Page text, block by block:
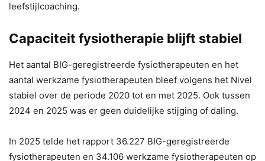
leefstijlcoaching.
Capaciteit fysiotherapie blijft stabiel
Het aantal BIG-geregistreerde fysiotherapeuten en het
aantal werkzame fysiotherapeuten bleef volgens het Nivel
stabiel over de periode 2020 tot en met 2025. Ook tussen
2024 en 2025 was er geen duidelijke stijging of daling.
In 2025 telde het rapport 36.227 BIG-geregistreerde
fysiotherapeuten en 34.106 werkzame fysiotherapeuten op